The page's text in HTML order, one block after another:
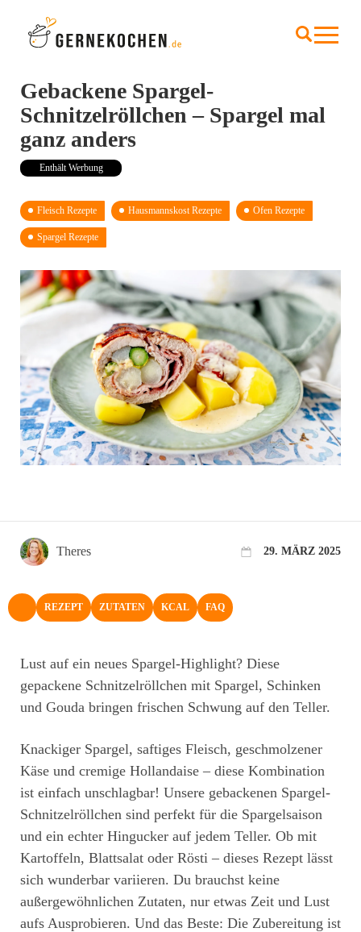
Gebackene Spargel-
Schnitzelröllchen – Spargel mal
ganz anders
Enthält Werbung
Fleisch Rezepte Hausmannskost Rezepte Ofen Rezepte
Spargel Rezepte
Theres 29. MÄRZ 2025
NACH OBEN
REZEPT ZUTATEN KCAL FAQ
Lust auf ein neues Spargel-Highlight? Diese
gepackene Schnitzelröllchen mit Spargel, Schinken
und Gouda bringen frischen Schwung auf den Teller.
Knackiger Spargel, saftiges Fleisch, geschmolzener
Käse und cremige Hollandaise – diese Kombination
ist einfach unschlagbar! Unsere gebackenen Spargel-
Schnitzelröllchen sind perfekt für die Spargelsaison
und ein echter Hingucker auf jedem Teller. Ob mit
Kartoffeln, Blattsalat oder Rösti – dieses Rezept lässt
sich wunderbar variieren. Du brauchst keine
außergewöhnlichen Zutaten, nur etwas Zeit und Lust
aufs Ausprobieren. Und das Beste: Die Zubereitung ist